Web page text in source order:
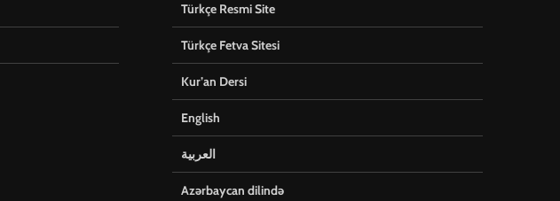
Türkçe Resmi Site
Türkçe Fetva Sitesi
Kur’an Dersi
English
العربية
Azərbaycan dilində